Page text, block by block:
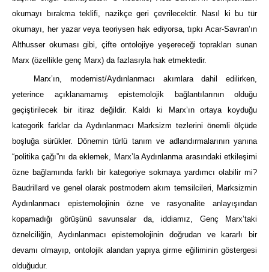
okumayı bırakma teklifi, nazikçe geri çevrilecektir. Nasıl ki bu tür
okumayı, her yazar veya teoriysen hak ediyorsa, tıpkı Acar-Savran’ın
Althusser okuması gibi, çifte ontolojiye yeşereceği toprakları sunan
Marx (özellikle genç Marx) da fazlasıyla hak etmektedir.
Marx’ın, modernist/Aydınlanmacı akımlara dahil edilirken,
yeterince açıklanamamış epistemolojik bağlantılarının olduğu
geçiştirilecek bir itiraz değildir. Kaldı ki Marx’ın ortaya koyduğu
kategorik farklar da Aydınlanmacı Marksizm tezlerini önemli ölçüde
boşluğa sürükler. Dönemin türlü tanım ve adlandırmalarının yanına
“politika çağı”nı da eklemek, Marx’la Aydınlanma arasındaki etkileşimi
özne bağlamında farklı bir kategoriye sokmaya yardımcı olabilir mi?
Baudrillard ve genel olarak postmodern akım temsilcileri, Marksizmin
Aydınlanmacı epistemolojinin özne ve rasyonalite anlayışından
kopamadığı görüşünü savunsalar da, iddiamız, Genç Marx’taki
öznelciliğin, Aydınlanmacı epistemolojinin doğrudan ve kararlı bir
devamı olmayıp, ontolojik alandan yapıya girme eğiliminin göstergesi
olduğudur.